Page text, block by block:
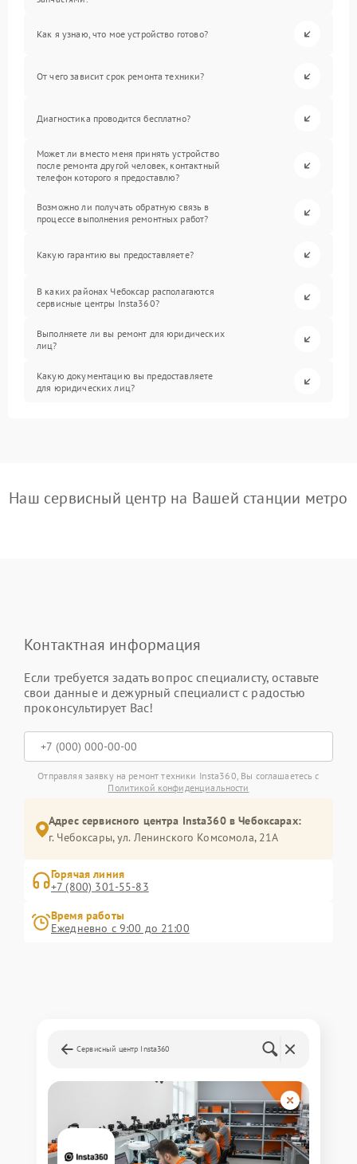
Как я узнаю, что мое устройство готово?
От чего зависит срок ремонта техники?
Диагностика проводится бесплатно?
Может ли вместо меня принять устройство
после ремонта другой человек, контактный
телефон которого я предоставлю?
Возможно ли получать обратную связь в
процессе выполнения ремонтных работ?
Какую гарантию вы предоставляете?
В каких районах Чебоксар располагаются
сервисные центры Insta360?
Выполняете ли вы ремонт для юридических
лиц?
Какую документацию вы предоставляете
для юридических лиц?
Наш сервисный центр на Вашей станции метро
Контактная информация
Если требуется задать вопрос специалисту, оставьте
свои данные и дежурный специалист с радостью
проконсультирует Вас!
Отправляя заявку на ремонт техники Insta360, Вы соглашаетесь с
Политикой конфиденциальности
Адрес сервисного центра Insta360 в Чебоксарах:
г. Чебоксары, ул. Ленинского Комсомола, 21А
Горячая линия
+7 (800) 301-55-83
Время работы
Ежедневно с 9:00 до 21:00
Сервисный центр Insta360